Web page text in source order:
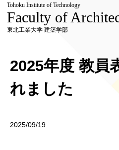
Tohoku Institute of Technology
Faculty of
東北工業大学 建築学部
2025年度 教員
れました
2025/09/19